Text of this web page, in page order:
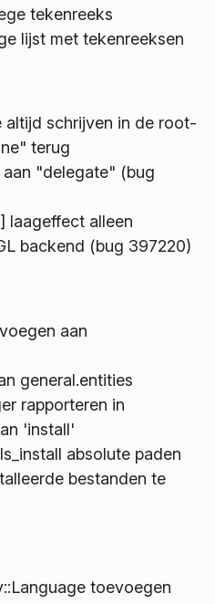
tekenreeks
lijst met tekenreeksen
altijd schrijven in de root-
terug
aan "delegate" (bug
laageffect alleen
backend (bug 397220)
aan
general.entities
rapporteren in
'install'
absolute paden
bestanden te
toevoegen